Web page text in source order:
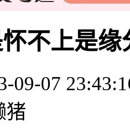
不上是
09-07
猪